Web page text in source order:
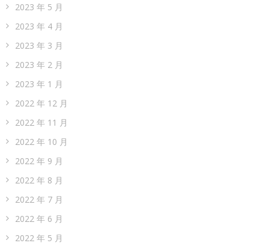
2023 年 5 月
2023 年 4 月
2023 年 3 月
2023 年 2 月
2023 年 1 月
2022 年 12 月
2022 年 11 月
2022 年 10 月
2022 年 9 月
2022 年 8 月
2022 年 7 月
2022 年 6 月
2022 年 5 月